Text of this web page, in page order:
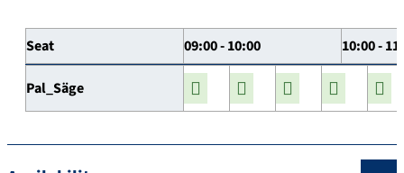
Seat 09:00 - 10:00 10:00 -
Pal_Säge